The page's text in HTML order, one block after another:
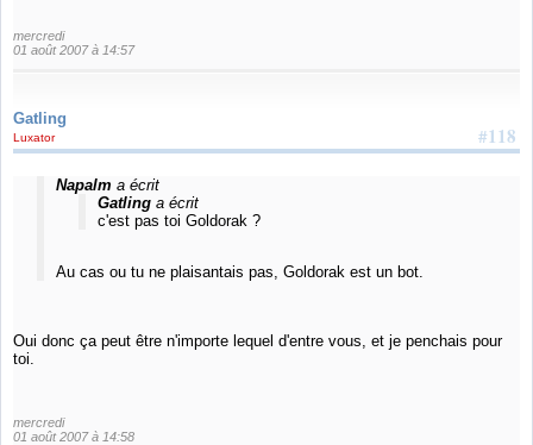
mercredi
01 août 2007 à 14:57
Gatling
#118
Luxator
Napalm a écrit
Gatling a écrit
c'est pas toi Goldorak ?
Au cas ou tu ne plaisantais pas, Goldorak est un bot.
Oui donc ça peut être n'importe lequel d'entre vous, et je penchais pour
toi.
mercredi
01 août 2007 à 14:58